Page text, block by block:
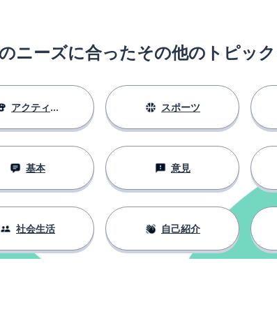
ニーズに合ったその他のトピッ
アクティビティ スポーツ
基本 意見
社会生活 自己紹介